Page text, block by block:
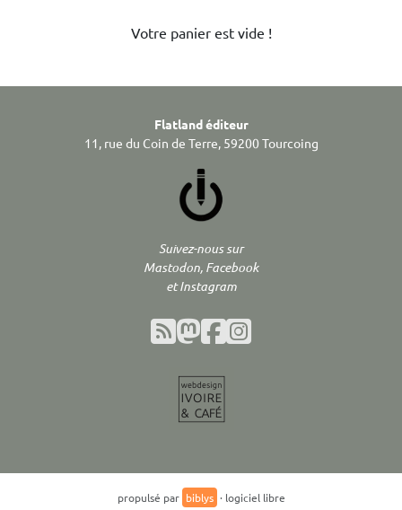
Votre panier est vide !
Flatland éditeur
11, rue du Coin de Terre, 59200 Tourcoing
Suivez-nous sur
Mastodon, Facebook
et Instagram
propulsé par biblys · logiciel libre